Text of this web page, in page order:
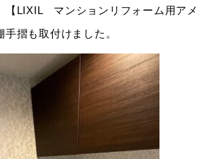
【LIXIL マンションリフォーム用アメ
摺も取付けました。